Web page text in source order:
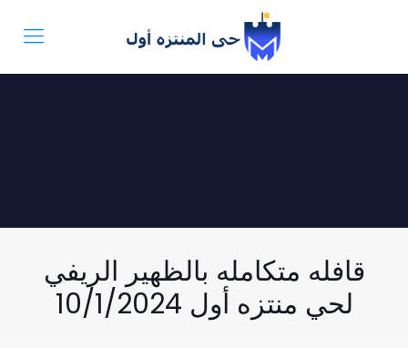
قافله متكامله بالظهير الريفي
لحي منتزه أول 10/1/2024